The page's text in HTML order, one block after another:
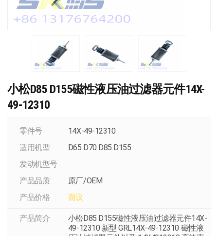
小松D85 D155磁性液压油过滤器元件14X-
49-12310
零件号
14X-49-12310
适用机型
D65 D70 D85 D155
发动机型号
产品品质
原厂/OEM
产品价格
面议
产品简介
小松D85 D155磁性液压油过滤器元件14X-
49-12310 新型 GRL14X-49-12310 磁性液